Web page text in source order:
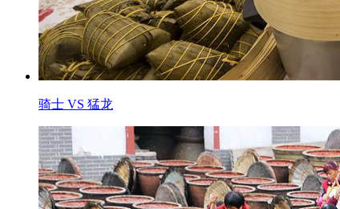
骑士 VS 猛龙